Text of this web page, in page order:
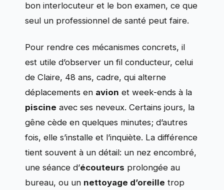
bon interlocuteur et le bon examen, ce que
seul un professionnel de santé peut faire.
Pour rendre ces mécanismes concrets, il
est utile d’observer un fil conducteur, celui
de Claire, 48 ans, cadre, qui alterne
déplacements en avion et week-ends à la
piscine avec ses neveux. Certains jours, la
gêne cède en quelques minutes; d’autres
fois, elle s’installe et l’inquiète. La différence
tient souvent à un détail: un nez encombré,
une séance d’écouteurs prolongée au
bureau, ou un nettoyage d’oreille trop